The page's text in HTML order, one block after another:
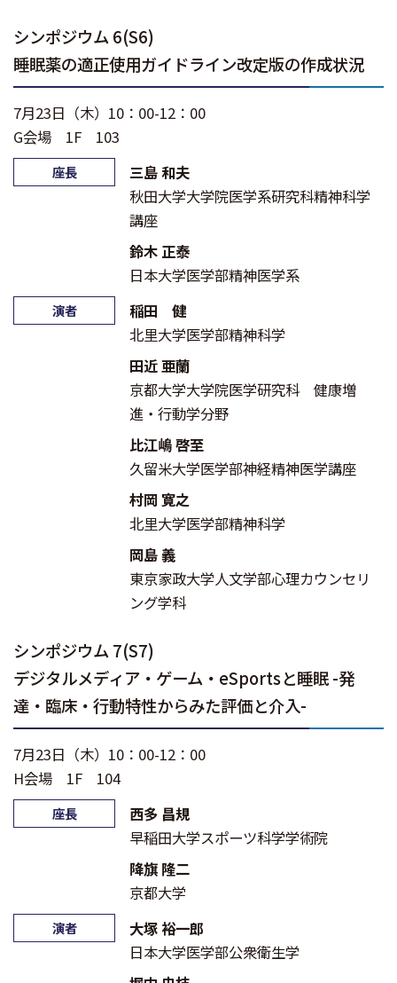
シンポジウム 6(S6)
睡眠薬の適正使用ガイドライン改定版の作成状況
7月23日（木）10：00-12：00
G会場 1F 103
座長
三島 和夫
秋田大学大学院医学系研究科精神科学
講座
鈴木 正泰
日本大学医学部精神医学系
演者
稲田 健
北里大学医学部精神科学
田近 亜蘭
京都大学大学院医学研究科 健康増
進・行動学分野
比江嶋 啓至
久留米大学医学部神経精神医学講座
村岡 寛之
北里大学医学部精神科学
岡島 義
東京家政大学人文学部心理カウンセリ
ング学科
シンポジウム 7(S7)
デジタルメディア・ゲーム・eSportsと睡眠 -発
達・臨床・行動特性からみた評価と介入-
7月23日（木）10：00-12：00
H会場 1F 104
座長
西多 昌規
早稲田大学スポーツ科学学術院
降旗 隆二
京都大学
演者
大塚 裕一郎
日本大学医学部公衆衛生学